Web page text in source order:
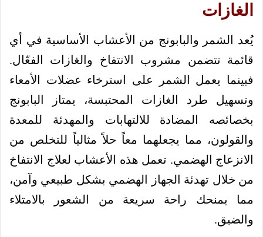
الغازات
يُعد الشمر والبابونج من الأعشاب الأساسية في أي
قائمة تتضمن مشروب الانتفاخ والغازات الفعّال.
فبينما يعمل الشمر على استرخاء عضلات الأمعاء
وتسهيل طرد الغازات المحتبسة، يمتاز البابونج
بخصائصه المضادة للالتهابات والمهدئة للمعدة
والقولون، مما يجعلهما معاً حلاً مثالياً للتخلص من
الانزعاج الهضمي. تعمل هذه الأعشاب لعلاج الانتفاخ
من خلال تهدئة الجهاز الهضمي بشكل طبيعي وآمن،
مما يمنحك راحة سريعة من الشعور بالامتلاء
والضيق.